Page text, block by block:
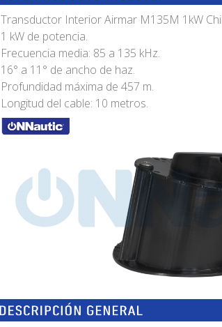
Transductor Interior Airmar M135M 1kW
1 kW de potencia.
Frecuencia media: 85 a 135 kHz.
16° a 11° de ancho de haz.
Profundidad máxima de 457 m.
Longitud del cable: 10 metros.